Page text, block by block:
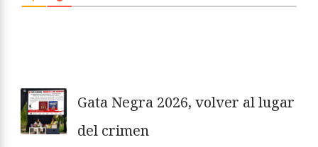
Gata Negra 2026, volver al lugar
del crimen